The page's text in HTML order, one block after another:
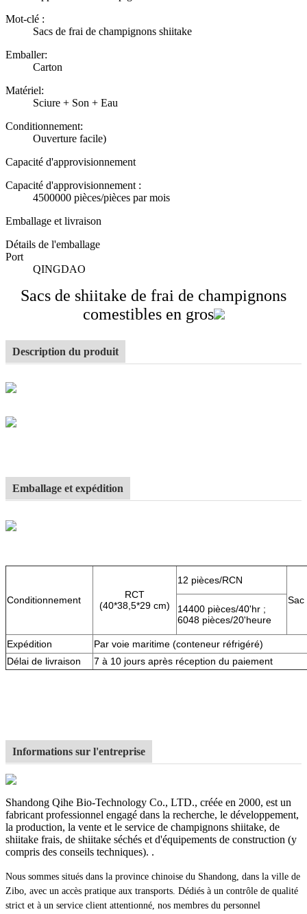
Mot-clé :
Sacs de frai de champignons shiitake
Emballer:
Carton
Matériel:
Sciure + Son + Eau
Conditionnement:
Ouverture facile)
Capacité d'approvisionnement
Capacité d'approvisionnement :
4500000 pièces/pièces par mois
Emballage et livraison
Détails de l'emballage
Port
QINGDAO
Sacs de shiitake de frai de champignons
comestibles en gros
Description du produit
Emballage et expédition
Conditionnement
RCT
(40*38,5*29 cm)
12 pièces/RCN
Sac
14400 pièces/40'hr ;
6048 pièces/20'heure
Expédition
Par voie maritime (conteneur réfrigéré)
Délai de livraison
7 à 10 jours après réception du paiement
Informations sur l'entreprise
Shandong Qihe Bio-Technology Co., LTD., créée en 2000, est un
fabricant professionnel engagé dans la recherche, le développement,
la production, la vente et le service de champignons shiitake, de
shiitake frais, de shiitake séchés et d'équipements de construction (y
compris des conseils techniques). .
Nous sommes situés dans la province chinoise du Shandong, dans la ville de
Zibo, avec un accès pratique aux transports. Dédiés à un contrôle de qualité
strict et à un service client attentionné, nos membres du personnel